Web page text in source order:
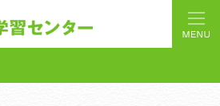
。地域の講座や施設をご案内しています。